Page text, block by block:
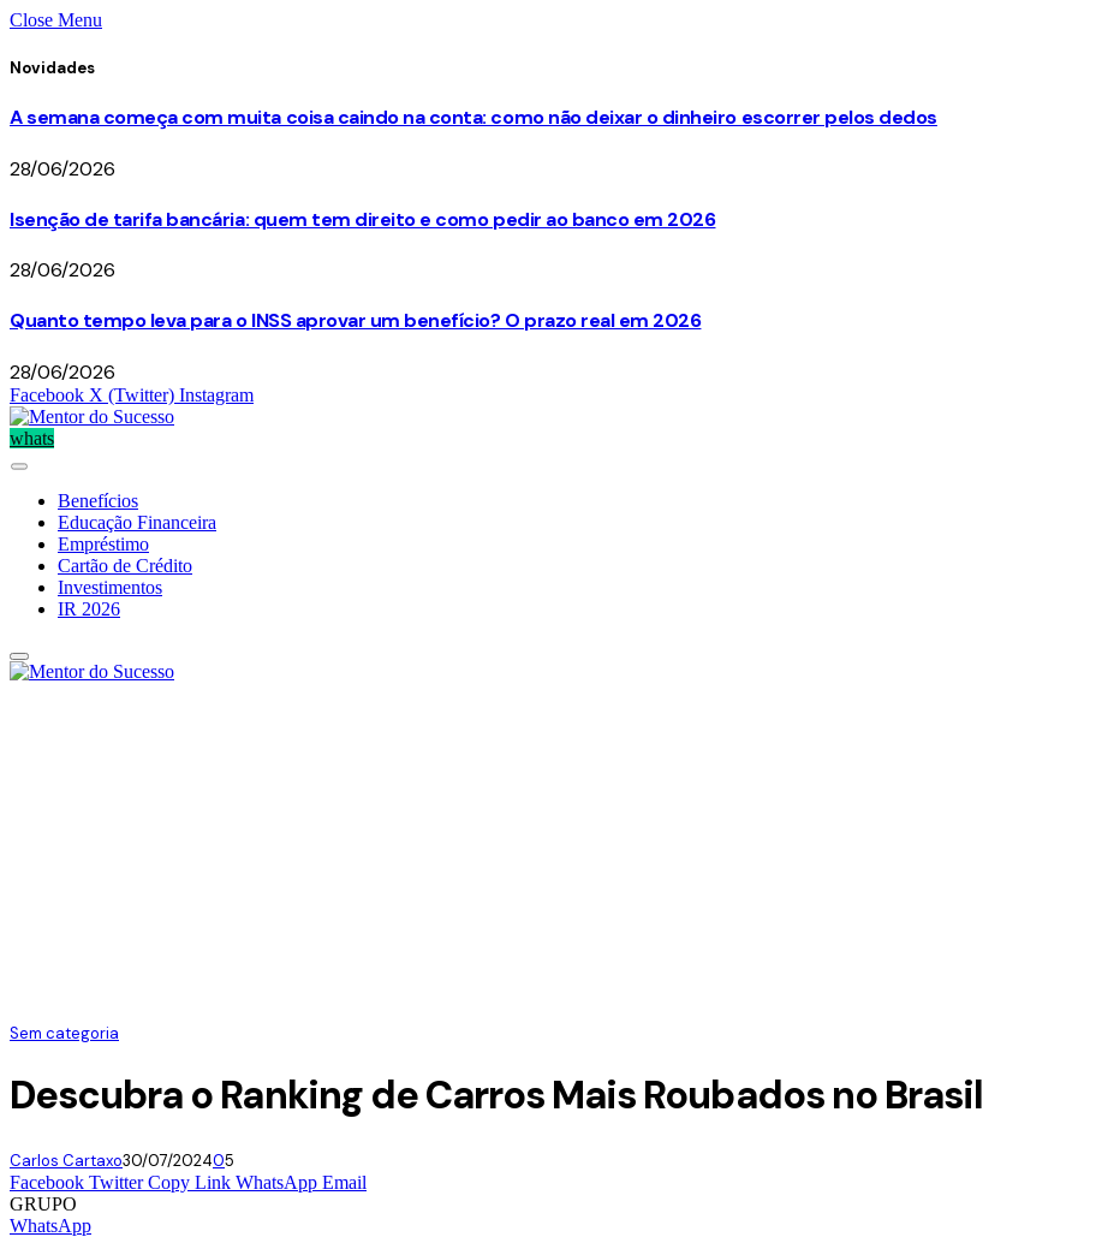
Close Menu
Novidades
A semana começa com muita coisa caindo na conta: como não deixar o dinheiro escorrer pelos dedos
28/06/2026
Isenção de tarifa bancária: quem tem direito e como pedir ao banco em 2026
28/06/2026
Quanto tempo leva para o INSS aprovar um benefício? O prazo real em 2026
28/06/2026
Facebook X (Twitter) Instagram
whats
Benefícios
Educação Financeira
Empréstimo
Cartão de Crédito
Investimentos
IR 2026
Sem categoria
Descubra o Ranking de Carros Mais Roubados no Brasil
Carlos Cartaxo30/07/202405
Facebook Twitter Copy Link WhatsApp Email
GRUPO
WhatsApp